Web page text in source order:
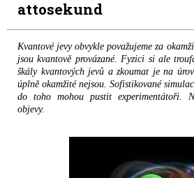
attosekund
Kvantové jevy obvykle považujeme za
jsou kvantově provázané. Fyzici si ale
škály kvantových jevů a zkoumat je na
úplně okamžité nejsou. Sofistikované
do toho mohou pustit experimentátoři.
objevy.